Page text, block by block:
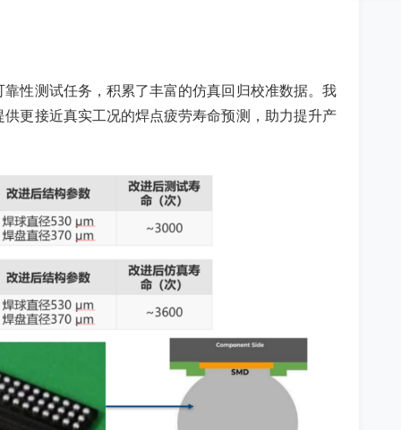
性测试任务，积累了丰富的仿真回归校准数据。我
更接近真实工况的焊点疲劳寿命预测，助力提升产